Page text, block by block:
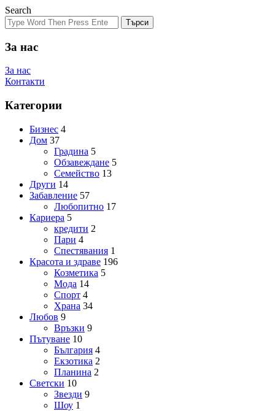
Search
Търси
За нас
За нас
Контакти
Категории
Бизнес 4
Дом 37
Градина 5
Обзавеждане 5
Семейство 13
Други 14
Забавление 57
Любопитно 17
Кариера 5
кредити 2
Пари 4
Спестявания 1
Красота и здраве 196
Козметика 5
Мода 14
Спорт 4
Храна 34
Любов 9
Връзки 9
Пътуване 10
България 4
Екзотика 2
Планина 2
Светски 10
Звезди 9
Шоу 1